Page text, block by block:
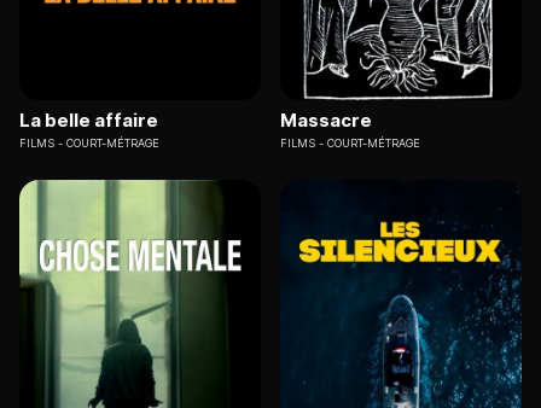
La belle affaire
FILMS COURT-MÉTRAGE
Massacre
FILMS COURT-MÉTRAGE